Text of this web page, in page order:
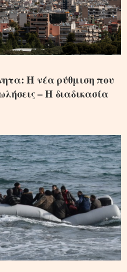
Η νέα ρύθμιση που
– Η διαδικασία